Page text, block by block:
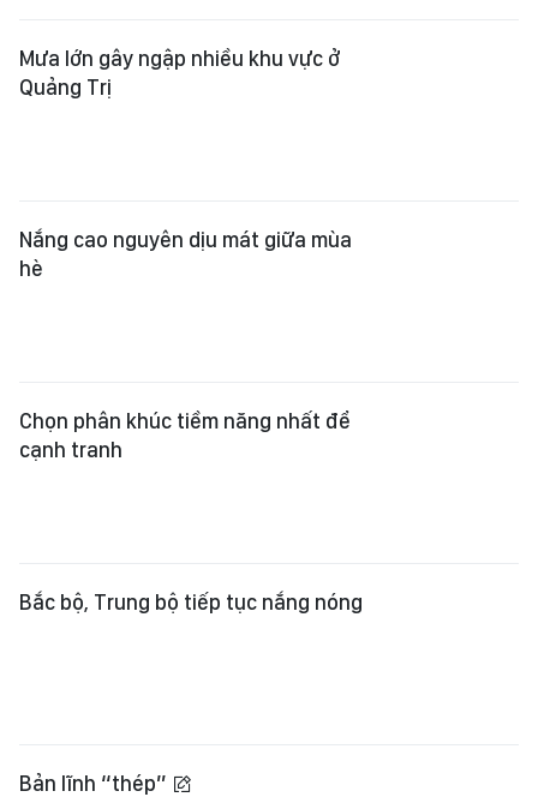
Mưa lớn gây ngập nhiều khu vực ở
Quảng Trị
Nắng cao nguyên dịu mát giữa mùa
hè
Chọn phân khúc tiềm năng nhất để
cạnh tranh
Bắc bộ, Trung bộ tiếp tục nắng nóng
Bản lĩnh “thép”